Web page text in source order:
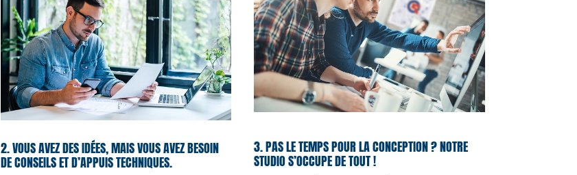
2. VOUS AVEZ DES IDÉES, MAIS VOUS AVEZ BESOIN
DE CONSEILS ET D’APPUIS TECHNIQUES.
3. PAS LE TEMPS POUR LA CONCEPTION ? NOTRE
STUDIO S’OCCUPE DE TOUT !